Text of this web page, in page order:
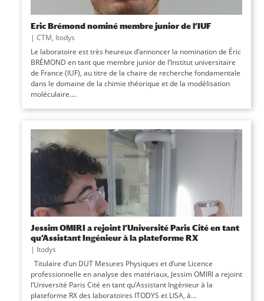
Eric Brémond nominé membre junior de l’IUF
| CTM, Itodys
Le laboratoire est très heureux d’annoncer la nomination de Éric
BRÉMOND en tant que membre junior de l’Institut universitaire
de France (IUF), au titre de la chaire de recherche fondamentale
dans le domaine de la chimie théorique et de la modélisation
moléculaire....
Jessim OMIRI a rejoint l’Université Paris Cité en tant
qu’Assistant Ingénieur à la plateforme RX
| Itodys
Titulaire d’un DUT Mesures Physiques et d’une Licence
professionnelle en analyse des matériaux, Jessim OMIRI a rejoint
l’Université Paris Cité en tant qu’Assistant Ingénieur à la
plateforme RX des laboratoires ITODYS et LISA, à...